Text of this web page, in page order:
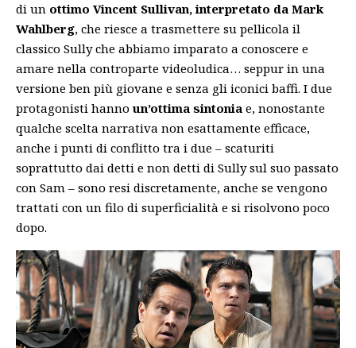
di un ottimo Vincent Sullivan, interpretato da Mark
Wahlberg, che riesce a trasmettere su pellicola il
classico Sully che abbiamo imparato a conoscere e
amare nella controparte videoludica… seppur in una
versione ben più giovane e senza gli iconici baffi. I due
protagonisti hanno un’ottima sintonia e, nonostante
qualche scelta narrativa non esattamente efficace,
anche i punti di conflitto tra i due – scaturiti
soprattutto dai detti e non detti di Sully sul suo passato
con Sam – sono resi discretamente, anche se vengono
trattati con un filo di superficialità e si risolvono poco
dopo.